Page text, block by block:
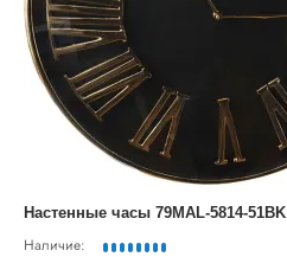
Настенные часы 79MAL-5814-51BK
Наличие: